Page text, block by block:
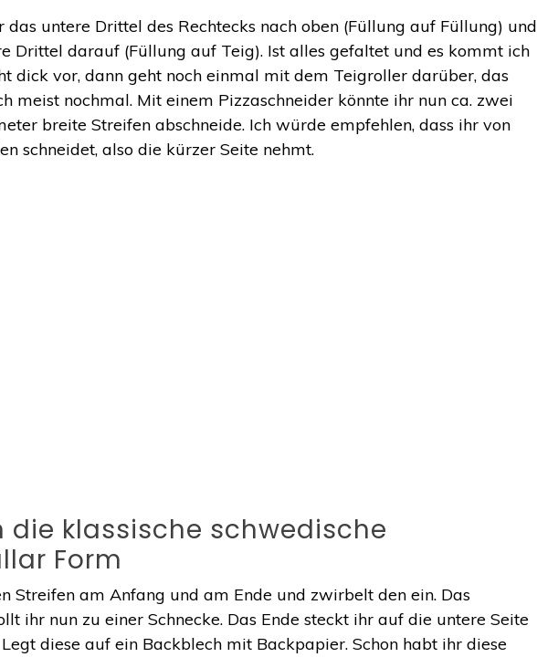
das untere Drittel des Rechtecks nach oben (Füllung auf Füllung) und
Drittel darauf (Füllung auf Teig). Ist alles gefaltet und es kommt ich
dick vor, dann geht noch einmal mit dem Teigroller darüber, das
meist nochmal. Mit einem Pizzaschneider könnte ihr nun ca. zwei
breite Streifen abschneide. Ich würde empfehlen, dass ihr von
schneidet, also die kürzer Seite nehmt.
die klassische schwedische
Form
Streifen am Anfang und am Ende und zwirbelt den ein. Das
ihr nun zu einer Schnecke. Das Ende steckt ihr auf die untere Seite
Legt diese auf ein Backblech mit Backpapier. Schon habt ihr diese